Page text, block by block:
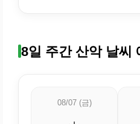
8일 주간 산악 날씨
08/07 (금)